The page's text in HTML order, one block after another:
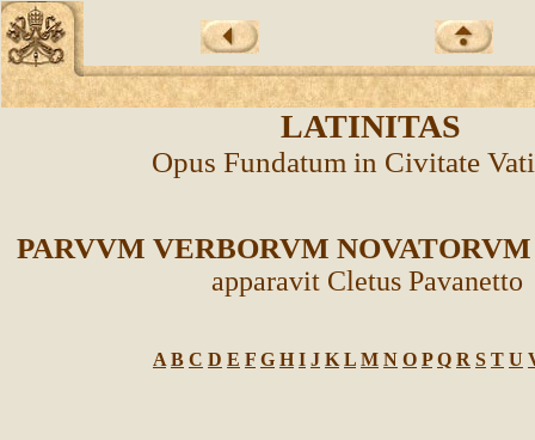
LATINITAS
Opus Fundatum in Civitate
PARVVM VERBORVM
apparavit Cletus Pavanetto
A B C D E F G H I J K L M N O P Q R S T U